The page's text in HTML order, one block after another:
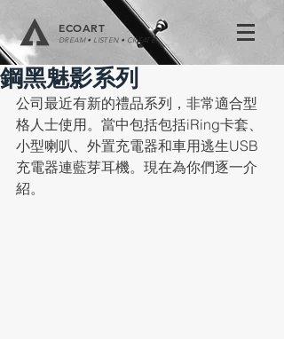
ECOART
DREAM • LISTEN • CREATE
鋼黑魅影系列
公司最近有新的禮品系列，非常適合型
格人士使用。當中包括包括iRing卡套、
小型喇叭、外置充電器和車用逃生USB
充電器連藍芽耳機。現在為你們逐一介
紹。